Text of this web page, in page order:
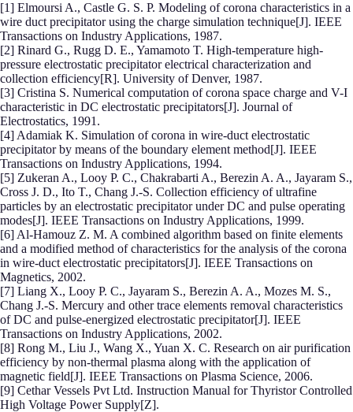
[1] Elmoursi A., Castle G. S. P. Modeling of corona characteristics in a
wire duct precipitator using the charge simulation technique[J]. IEEE
Transactions on Industry Applications, 1987.
[2] Rinard G., Rugg D. E., Yamamoto T. High-temperature high-
pressure electrostatic precipitator electrical characterization and
collection efficiency[R]. University of Denver, 1987.
[3] Cristina S. Numerical computation of corona space charge and V-I
characteristic in DC electrostatic precipitators[J]. Journal of
Electrostatics, 1991.
[4] Adamiak K. Simulation of corona in wire-duct electrostatic
precipitator by means of the boundary element method[J]. IEEE
Transactions on Industry Applications, 1994.
[5] Zukeran A., Looy P. C., Chakrabarti A., Berezin A. A., Jayaram S.,
Cross J. D., Ito T., Chang J.-S. Collection efficiency of ultrafine
particles by an electrostatic precipitator under DC and pulse operating
modes[J]. IEEE Transactions on Industry Applications, 1999.
[6] Al-Hamouz Z. M. A combined algorithm based on finite elements
and a modified method of characteristics for the analysis of the corona
in wire-duct electrostatic precipitators[J]. IEEE Transactions on
Magnetics, 2002.
[7] Liang X., Looy P. C., Jayaram S., Berezin A. A., Mozes M. S.,
Chang J.-S. Mercury and other trace elements removal characteristics
of DC and pulse-energized electrostatic precipitator[J]. IEEE
Transactions on Industry Applications, 2002.
[8] Rong M., Liu J., Wang X., Yuan X. C. Research on air purification
efficiency by non-thermal plasma along with the application of
magnetic field[J]. IEEE Transactions on Plasma Science, 2006.
[9] Cethar Vessels Pvt Ltd. Instruction Manual for Thyristor Controlled
High Voltage Power Supply[Z].